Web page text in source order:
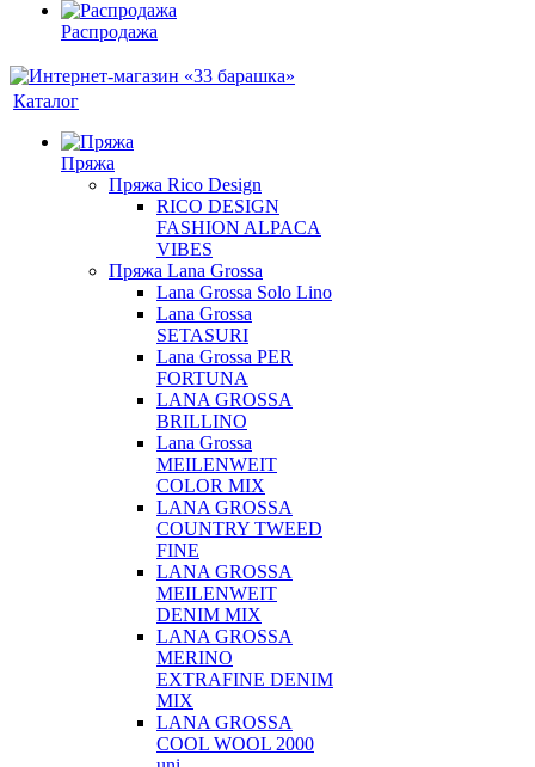
Распродажа
Каталог
Пряжа
Пряжа Rico Design
RICO DESIGN
FASHION ALPACA
VIBES
Пряжа Lana Grossa
Lana Grossa Solo Lino
Lana Grossa
SETASURI
Lana Grossa PER
FORTUNA
LANA GROSSA
BRILLINO
Lana Grossa
MEILENWEIT
COLOR MIX
LANA GROSSA
COUNTRY TWEED
FINE
LANA GROSSA
MEILENWEIT
DENIM MIX
LANA GROSSA
MERINO
EXTRAFINE DENIM
MIX
LANA GROSSA
COOL WOOL 2000